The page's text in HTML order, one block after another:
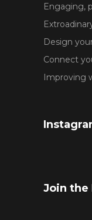
Engaging,
Design
Connect
Improving
Join the